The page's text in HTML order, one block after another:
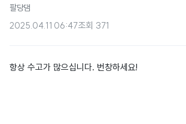
팔당댐
2025.04.11 06:47조회 371
항상 수고가 많으십니다. 번창하세요!